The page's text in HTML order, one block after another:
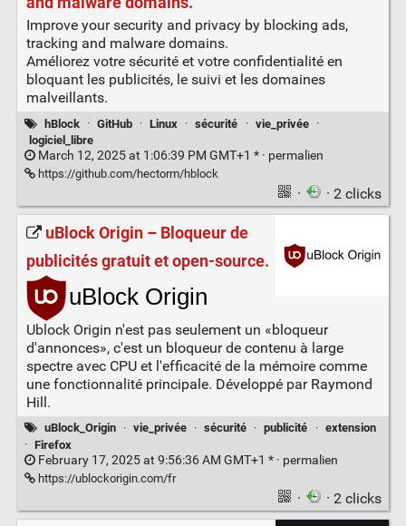
Improve your security and privacy by blocking ads,
tracking and malware domains.
Améliorez votre sécurité et votre confidentialité en
bloquant les publicités, le suivi et les domaines
malveillants.
hBlock · GitHub · Linux · sécurité · vie_privée
·
logiciel_libre
March 12, 2025 at 1:06:39 PM GMT+1 * · permalien
https://github.com/hectorm/hblock
· · 2 clicks
uBlock Origin – Bloqueur de
publicités gratuit et open-source.
Ublock Origin n'est pas seulement un «bloqueur
d'annonces», c'est un bloqueur de contenu à large
spectre avec CPU et l'efficacité de la mémoire comme
une fonctionnalité principale. Développé par Raymond
Hill.
uBlock_Origin · vie_privée · sécurité · publicité · extension
· Firefox
February 17, 2025 at 9:56:36 AM GMT+1 * · permalien
https://ublockorigin.com/fr
· · 2 clicks